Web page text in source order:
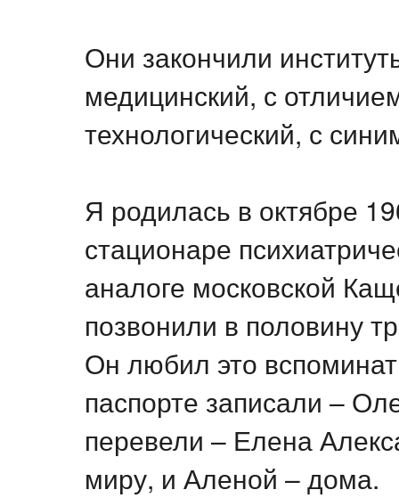
Они закончили
медицинский, с
технологический, с
Я родилась в октябре
стационаре
аналоге московской
позвонили в половину
Он любил это
паспорте записали –
перевели – Елена
миру, и Аленой – дома.